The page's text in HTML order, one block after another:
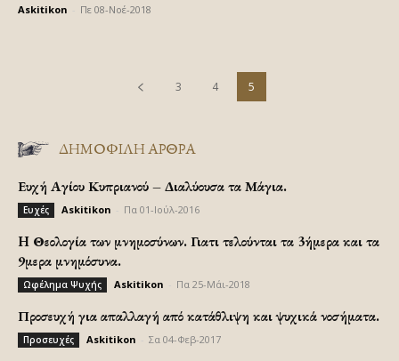
Askitikon Πε 08-Νοέ-2018
3 4 5
ΔΗΜΟΦΙΛΗ ΑΡΘΡΑ
Ευχή Αγίου Κυπριανού – Διαλύουσα τα Μάγια.
Ευχές Askitikon Πα 01-Ιούλ-2016
H Θεολογία των μνημοσύνων. Γιατι τελούνται τα 3ήμερα και τα
9μερα μνημόσυνα.
Ωφέλημα Ψυχής Askitikon Πα 25-Μάι-2018
Προσευχή για απαλλαγή από κατάθλιψη και ψυχικά νοσήματα.
Προσευχές Askitikon Σα 04-Φεβ-2017